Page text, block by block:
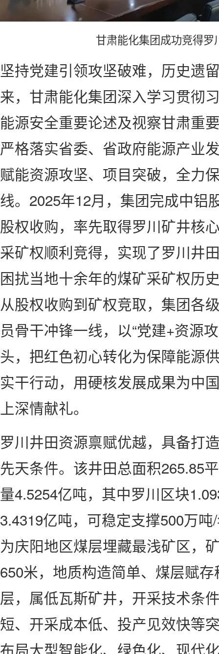
甘肃能化集团成功竞得罗
坚持党建引领攻坚破难，历史遗
来，甘肃能化集团深入学习贯彻
能源安全重要论述及视察甘肃重
严格落实省委、省政府能源产业
赋能资源攻坚、项目突破，全力
线。2025年12月，集团完成中铝
股权收购，率先取得罗川矿井核
采矿权顺利竞得，实现了罗川井
困扰当地十余年的煤矿采矿权历
从股权收购到矿权竞取，集团各
员骨干冲锋一线，以“党建+资源
头，把红色初心转化为保障能源
实干行动，用硬核发展成果为中
上深情献礼。
罗川井田资源禀赋优越，具备打
先天条件。该井田总面积265.85
量4.5254亿吨，其中罗川区块
3.4319亿吨，可稳定支撑500万
为庆阳地区煤层埋藏最浅矿区，
650米，地质构造简单、煤层赋
层，属低瓦斯矿井，开采技术条
短、开采成本低、投产见效快等
布局大型智能化、绿色化、现代